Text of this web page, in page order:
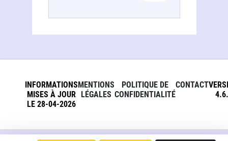
INFORMATIONS
MISES À JOUR
LE 28-04-2026
MENTIONS
LÉGALES
POLITIQUE DE
CONFIDENTIALITÉ
CONTACT